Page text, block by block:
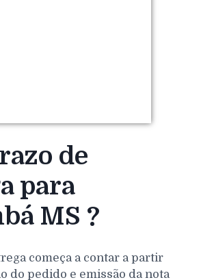
de
para
MS ?
começa a contar a partir
do pedido e emissão da nota